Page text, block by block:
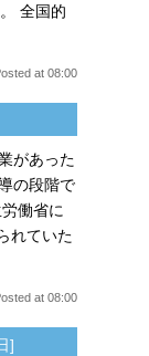
全国的
at 08:00
があった
の段階で
働省に
れていた
at 08:00
]